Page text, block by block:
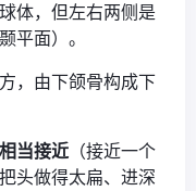
体，但左右两侧是
平面）。
，由下颌骨构成下
当接近 （接近一个
头做得太扁、进深